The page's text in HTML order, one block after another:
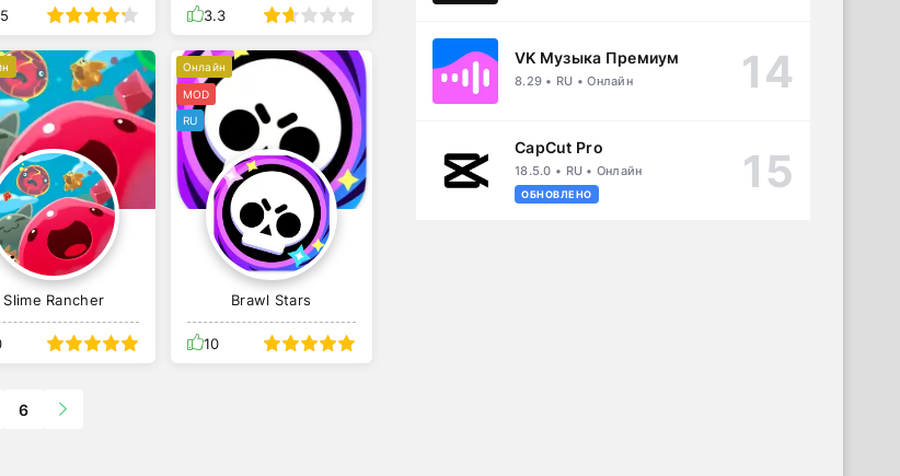
3.3
Slime Rancher
Онлайн
MOD
RU
Brawl Stars
10
6
VK Музыка Премиум
8.29 • RU • Онлайн
CapCut Pro
18.5.0 • RU • Онлайн
ОБНОВЛЕНО